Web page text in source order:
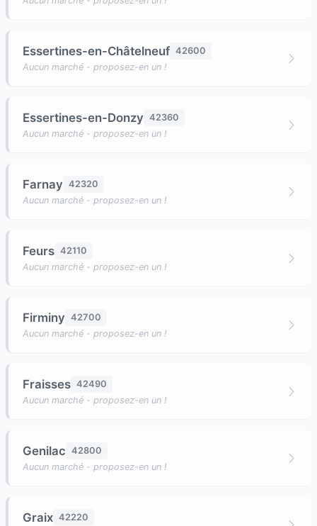
Essertines-en-Châtelneuf 42600
Aucun marché - proposez-en un !
Essertines-en-Donzy 42360
Aucun marché - proposez-en un !
Farnay 42320
Aucun marché - proposez-en un !
Feurs 42110
Aucun marché - proposez-en un !
Firminy 42700
Aucun marché - proposez-en un !
Fraisses 42490
Aucun marché - proposez-en un !
Genilac 42800
Aucun marché - proposez-en un !
Graix 42220